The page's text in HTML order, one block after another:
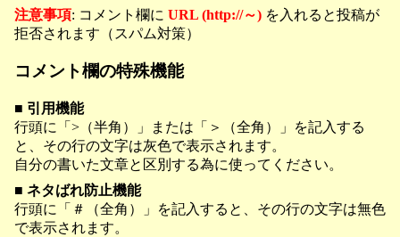
注意事項: コメント欄に URL (http://～) を入れると投稿が
拒否されます（スパム対策）
コメント欄の特殊機能
■ 引用機能
行頭に「>（半角）」または「＞（全角）」を記入する
と、その行の文字は灰色で表示されます。
自分の書いた文章と区別する為に使ってください。
■ ネタばれ防止機能
行頭に「＃（全角）」を記入すると、その行の文字は無色
で表示されます。